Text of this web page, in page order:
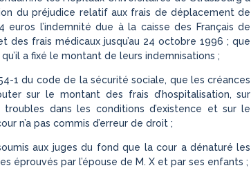
du préjudice relatif aux frais de déplacement de
l’indemnité due à la caisse des Français de
des frais médicaux jusqu’au 24 octobre 1996 ; que
a fixé le montant de leurs indemnisations ;
1 du code de la sécurité sociale, que les créances
sur le montant des frais d’hospitalisation, sur
dans les conditions d’existence et sur le
n’a pas commis d’erreur de droit ;
aux juges du fond que la cour a dénaturé les
éprouvés par l’épouse de M. X et par ses enfants ;